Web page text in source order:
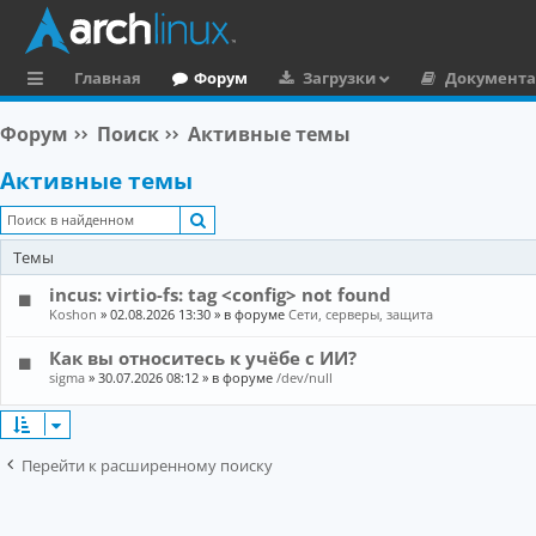
ы
л
к
и
Главная Форум Загрузки
Форум Поиск Активные темы
Активные темы
Темы
incus: virtio-fs: tag <config> not found
Koshon » 02.08.2026 13:30 » в форуме Сети, серверы, защита
Как вы относитесь к учёбе с ИИ?
sigma » 30.07.2026 08:12 » в форуме /dev/null
Перейти к расширенному поиску